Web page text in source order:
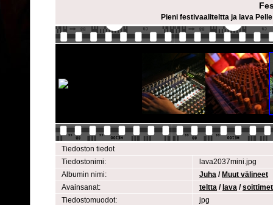
Pieni festivaaliteltta ja lava
Tiedoston tiedot
Tiedostonimi:
lava2037mini.jpg
Albumin nimi:
Juha / Muut välineet
Avainsanat:
teltta / lava /soittimet
Tiedostomuodot:
jpg